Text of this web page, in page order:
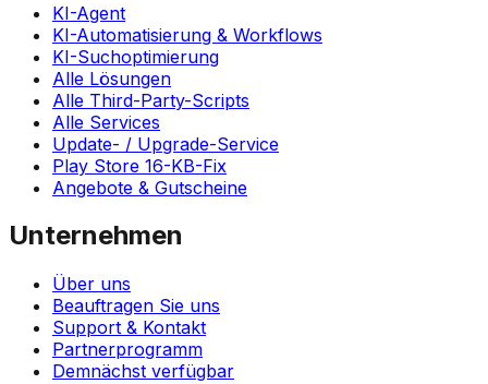
KI-Agent
KI-Automatisierung & Workflows
KI-Suchoptimierung
Alle Lösungen
Alle Third-Party-Scripts
Alle Services
Update- / Upgrade-Service
Play Store 16-KB-Fix
Angebote & Gutscheine
Unternehmen
Über uns
Beauftragen Sie uns
Support & Kontakt
Partnerprogramm
Demnächst verfügbar